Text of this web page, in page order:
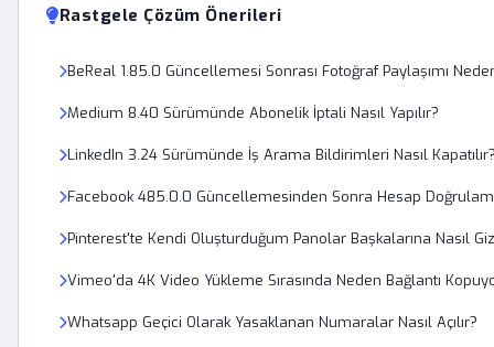
Rastgele Çözüm Önerileri
BeReal 1.85.0 Güncellemesi Sonrası Fotoğraf Paylaşımı
Medium 8.40 Sürümünde Abonelik İptali Nasıl Yapılır?
LinkedIn 3.24 Sürümünde İş Arama Bildirimleri Nasıl
Facebook 485.0.0 Güncellemesinden Sonra Hesap
Pinterest'te Kendi Oluşturduğum Panolar Başkalarına Nasıl
Vimeo'da 4K Video Yükleme Sırasında Neden Bağlantı
Whatsapp Geçici Olarak Yasaklanan Numaralar Nasıl Açılır?